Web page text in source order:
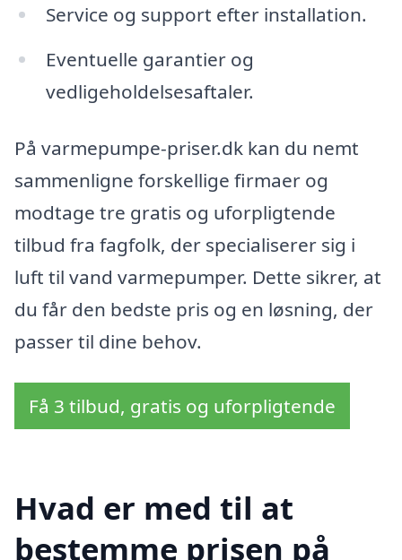
Service og support efter installation.
Eventuelle garantier og
vedligeholdelsesaftaler.
På varmepumpe-priser.dk kan du nemt
sammenligne forskellige firmaer og
modtage tre gratis og uforpligtende
tilbud fra fagfolk, der specialiserer sig i
luft til vand varmepumper. Dette sikrer, at
du får den bedste pris og en løsning, der
passer til dine behov.
Få 3 tilbud, gratis og uforpligtende
Hvad er med til at
bestemme prisen på